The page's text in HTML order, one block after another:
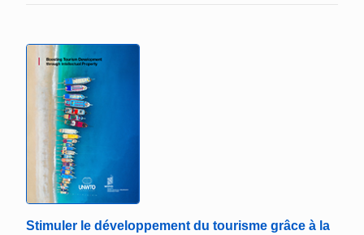
Stimuler le développement du tourisme grâce à la